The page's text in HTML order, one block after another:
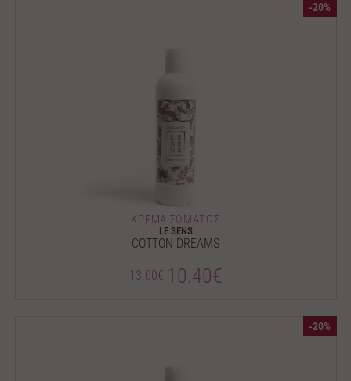
-20%
-ΚΡΕΜΑ ΣΩΜΑΤΟΣ-
LE SENS
COTTON DREAMS
13.00€ 10.40€
-20%